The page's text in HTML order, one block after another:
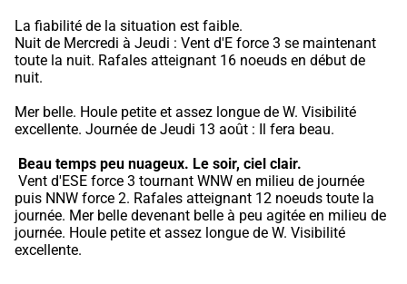
La fiabilité de la situation est faible.
Nuit de Mercredi à Jeudi : Vent d'E force 3 se maintenant
toute la nuit. Rafales atteignant 16 noeuds en début de
nuit.
Mer belle. Houle petite et assez longue de W. Visibilité
excellente. Journée de Jeudi 13 août : Il fera beau.
Beau temps peu nuageux. Le soir, ciel clair.
puis NNW force 2. Rafales atteignant 12 noeuds toute la
journée. Mer belle devenant belle à peu agitée en milieu de
journée. Houle petite et assez longue de W. Visibilité
excellente.